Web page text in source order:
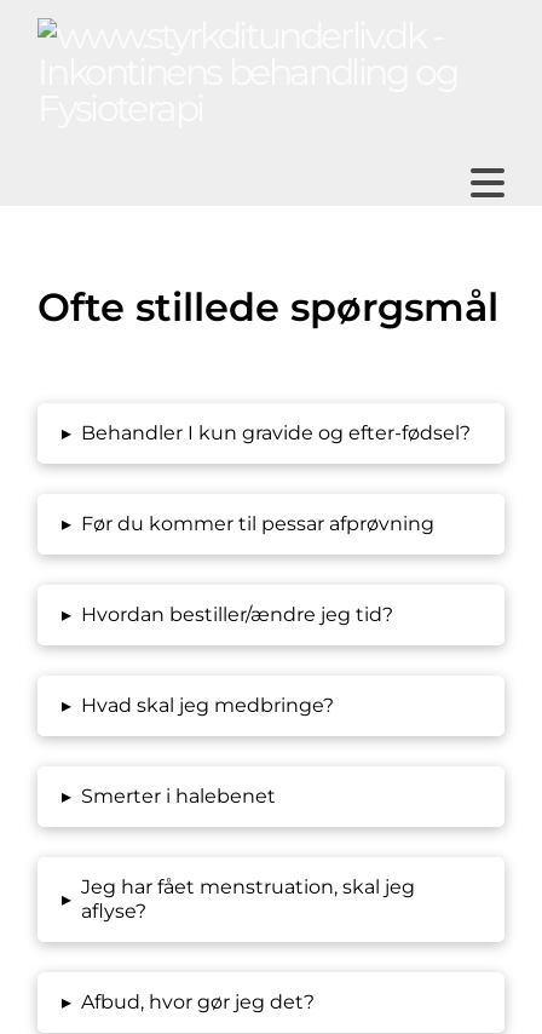
Ofte stillede spørgsmål
▸ Behandler I kun gravide og efter-fødsel?
▸ Før du kommer til pessar afprøvning
▸ Hvordan bestiller/ændre jeg tid?
▸ Hvad skal jeg medbringe?
▸ Smerter i halebenet
▸
Jeg har fået menstruation, skal jeg
aflyse?
▸ Afbud, hvor gør jeg det?